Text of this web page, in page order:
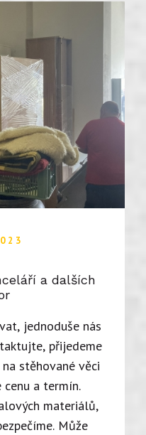
a dalších
jednoduše nás
přijedeme
stěhované věci
a termín.
materiálů,
Může